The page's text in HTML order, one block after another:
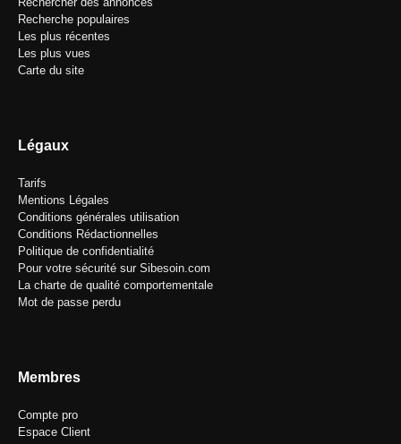
Recherche populaires
Les plus récentes
Les plus vues
Carte du site
Légaux
Tarifs
Mentions Légales
Conditions générales utilisation
Conditions Rédactionnelles
Politique de confidentialité
Pour votre sécurité sur Sibesoin.com
La charte de qualité comportementale
Mot de passe perdu
Membres
Compte pro
Espace Client